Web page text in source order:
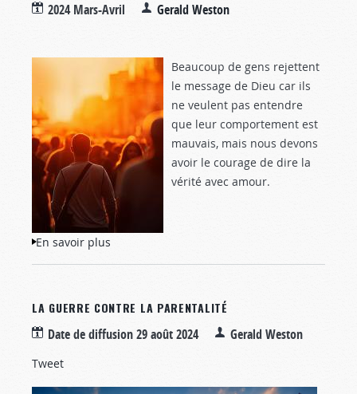
2024 Mars-Avril Gerald Weston
Beaucoup de gens rejettent
le message de Dieu car ils
ne veulent pas entendre
que leur comportement est
mauvais, mais nous devons
avoir le courage de dire la
vérité avec amour.
En savoir plus
LA GUERRE CONTRE LA PARENTALITÉ
Date de diffusion29 août 2024 Gerald Weston
Tweet